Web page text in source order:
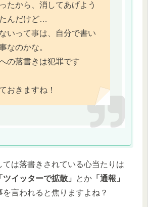
たから、消してあげよう
んだけど…
いって事は、自分で書い
なのかな。
の落書きは犯罪です
おきますね！
ては落書きされている心当たりは
ツイッターで拡散」 とか 「通報」
言われると焦りますよね？